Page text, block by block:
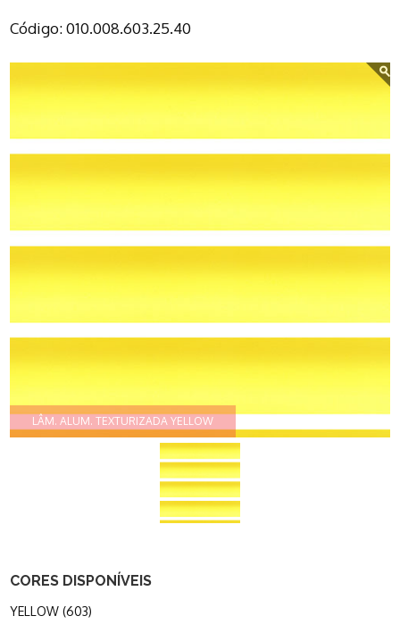
Código: 010.008.603.25.40
CORES DISPONÍVEIS
YELLOW (603)